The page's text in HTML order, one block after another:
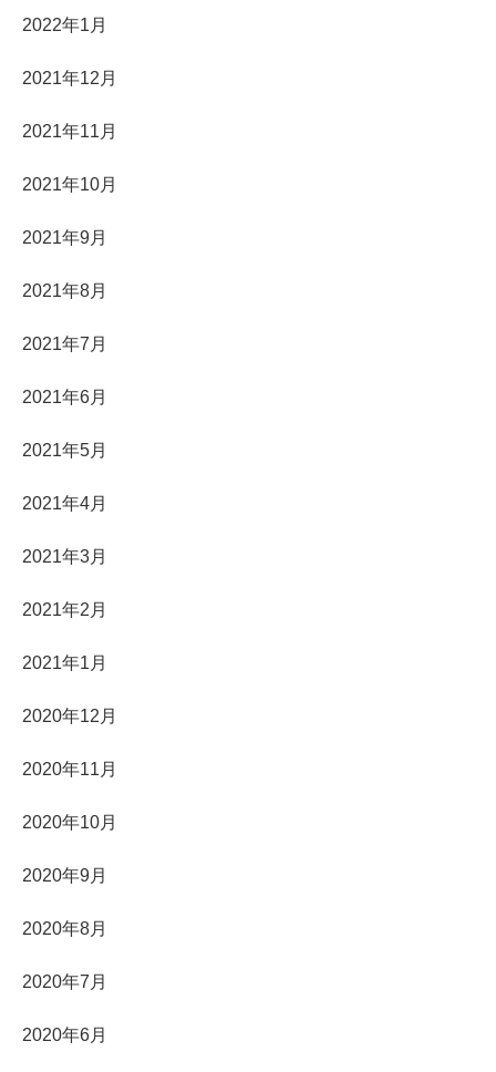
2022年1月
2021年12月
2021年11月
2021年10月
2021年9月
2021年8月
2021年7月
2021年6月
2021年5月
2021年4月
2021年3月
2021年2月
2021年1月
2020年12月
2020年11月
2020年10月
2020年9月
2020年8月
2020年7月
2020年6月